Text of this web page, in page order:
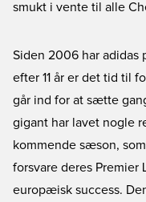
smukt i vente til alle
Siden 2006 har adidas
efter 11 år er det tid til
går ind for at sætte
gigant har lavet nogle
kommende sæson,
forsvare deres Premier
europæisk success.